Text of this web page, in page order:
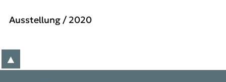
Ausstellung/ 2020
▲